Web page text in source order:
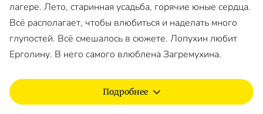
лагере. Лето, старинная усадьба, горячие юные сердца.
Всё располагает, чтобы влюбиться и наделать много
глупостей. Всё смешалось в сюжете. Лопухин любит
Ерголину. В него самого влюблена Загремухина.
Подробнее